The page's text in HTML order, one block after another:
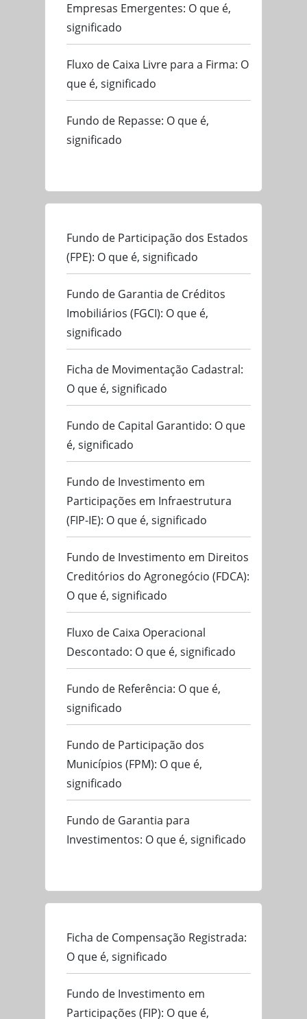
Empresas Emergentes: O que é,
significado
Fluxo de Caixa Livre para a Firma: O
que é, significado
Fundo de Repasse: O que é,
significado
Fundo de Participação dos Estados
(FPE): O que é, significado
Fundo de Garantia de Créditos
Imobiliários (FGCI): O que é,
significado
Ficha de Movimentação Cadastral:
O que é, significado
Fundo de Capital Garantido: O que
é, significado
Fundo de Investimento em
Participações em Infraestrutura
(FIP-IE): O que é, significado
Fundo de Investimento em Direitos
Creditórios do Agronegócio (FDCA):
O que é, significado
Fluxo de Caixa Operacional
Descontado: O que é, significado
Fundo de Referência: O que é,
significado
Fundo de Participação dos
Municípios (FPM): O que é,
significado
Fundo de Garantia para
Investimentos: O que é, significado
Ficha de Compensação Registrada:
O que é, significado
Fundo de Investimento em
Participações (FIP): O que é,